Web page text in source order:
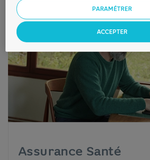
Assurance Santé
PARAMÉTRER
ACCEPTER